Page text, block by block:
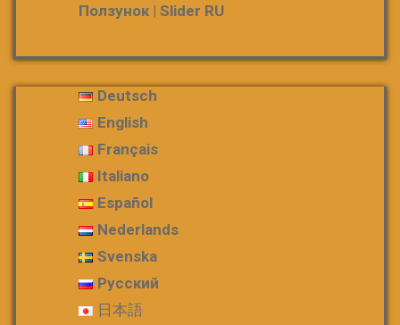
Ползунок | Slider RU
Deutsch
English
Français
Italiano
Español
Nederlands
Svenska
Русский
日本語